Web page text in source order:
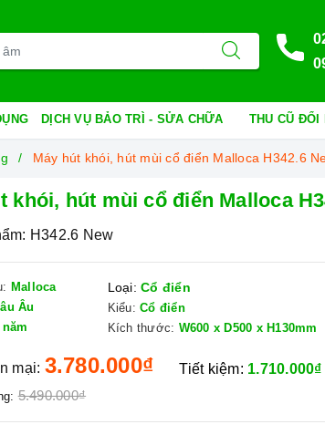
DỊCH VỤ BẢO TRÌ - SỬA CHỮA THU CŨ ĐỔI
Máy hút khói, hút mùi cổ điển Malloca H342.6
khói, hút mùi cổ điển Malloca
H342.6 New
Malloca
Âu
năm
Loại: Cổ điển
Kiểu: Cổ điển
Kích thước: W600 x D500 x H130mm
mại: 3.780.000₫
5.490.000₫
Tiết kiệm: 1.710.000₫